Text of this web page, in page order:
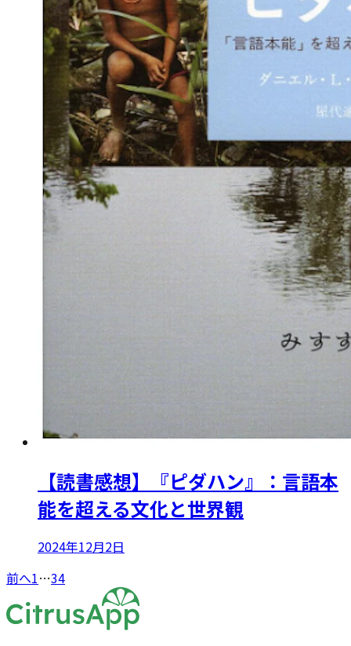
【読書感想】『ピダハン』：言語本
能を超える文化と世界観
2024年12月2日
前へ1…34